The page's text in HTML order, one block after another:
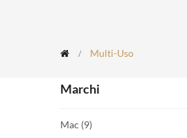
Multi-Uso
Marchi
Mac (9)